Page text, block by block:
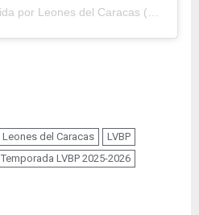
Leones del Caracas
LVBP
Temporada LVBP 2025-2026